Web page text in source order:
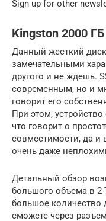
Sign up for other
Kingston 2000
Данный жесткий
замечательными
другого и не ждешь.
современным, но и
говорит его
При этом,
что говорит о
совместимости, да и
очень даже
Детальный обзор
большого объема в 2
большое количество
сможете через